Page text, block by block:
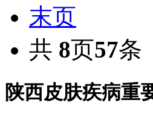
末页
共 8页57条
陕西皮肤疾病重